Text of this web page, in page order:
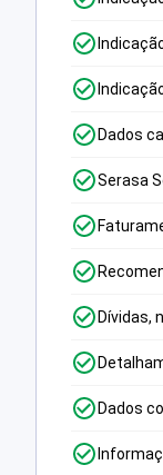
Dados
Serasa
Dívidas,
Dados